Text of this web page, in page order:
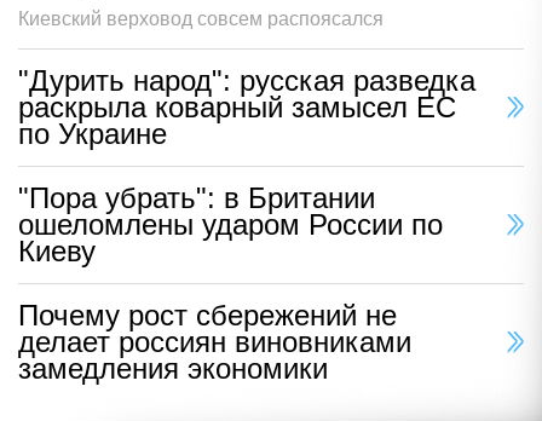
Киевский верховод совсем распоясался
"Дурить народ": русская разведка
раскрыла коварный замысел ЕС
по Украине
"Пора убрать": в Британии
ошеломлены ударом России по
Киеву
Почему рост сбережений не
делает россиян виновниками
замедления экономики